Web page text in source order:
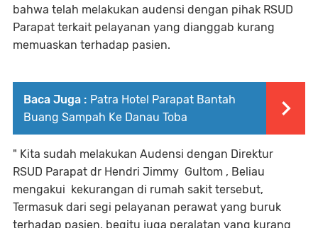
bahwa telah melakukan audensi dengan pihak RSUD
Parapat terkait pelayanan yang dianggab kurang
memuaskan terhadap pasien.
Baca Juga : Patra Hotel Parapat Bantah
Buang Sampah Ke Danau Toba
" Kita sudah melakukan Audensi dengan Direktur
RSUD Parapat dr Hendri Jimmy Gultom , Beliau
mengakui kekurangan di rumah sakit tersebut,
Termasuk dari segi pelayanan perawat yang buruk
terhadap pasien, begitu juga peralatan yang kurang